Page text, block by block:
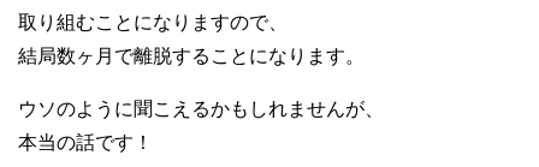
取り組むことになりますので、
結局数ヶ月で離脱することになります。
ウソのように聞こえるかもしれませんが、
本当の話です！